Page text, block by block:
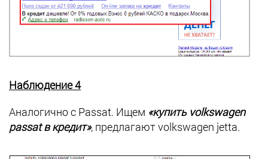
Наблюдение 4
Аналогично с Passat. Ищем «купить volkswagen
passat в кредит», предлагают volkswagen jetta.